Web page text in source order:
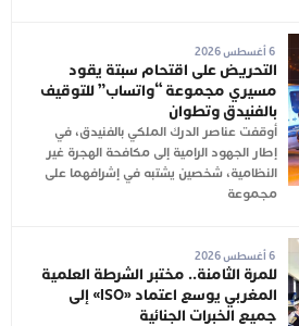
6 أغسطس 2026
التحريض على اقتحام سبتة يقود
مسيري مجموعة “واتساب” للتوقيف
بالفنيدق وتطوان
أوقفت عناصر الدرك الملكي بالفنيدق، في
إطار الجهود الرامية إلى مكافحة الهجرة غير
النظامية، شخصين يشتبه في إشرافهما على
مجموعة
6 أغسطس 2026
للمرة الثامنة.. مختبر الشرطة العلمية
المغربي يوسع اعتماد «ISO» إلى
جميع الخبرات الجنائية